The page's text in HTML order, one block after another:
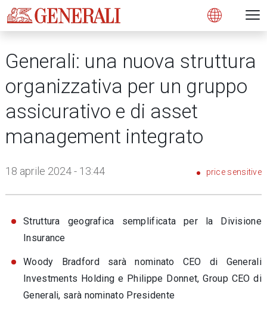
Open
Generali: una nuova struttura
organizzativa per un gruppo
assicurativo e di asset
management integrato
18 aprile 2024 - 13:44 price sensitive
Struttura geografica semplificata per la Divisione
Insurance
Woody Bradford sarà nominato CEO di Generali
Investments Holding e Philippe Donnet, Group CEO di
Generali, sarà nominato Presidente